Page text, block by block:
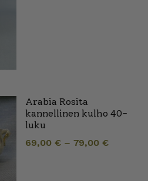
Arabia Rosita
kannellinen kulho 40-
luku
69,00 € – 79,00 €